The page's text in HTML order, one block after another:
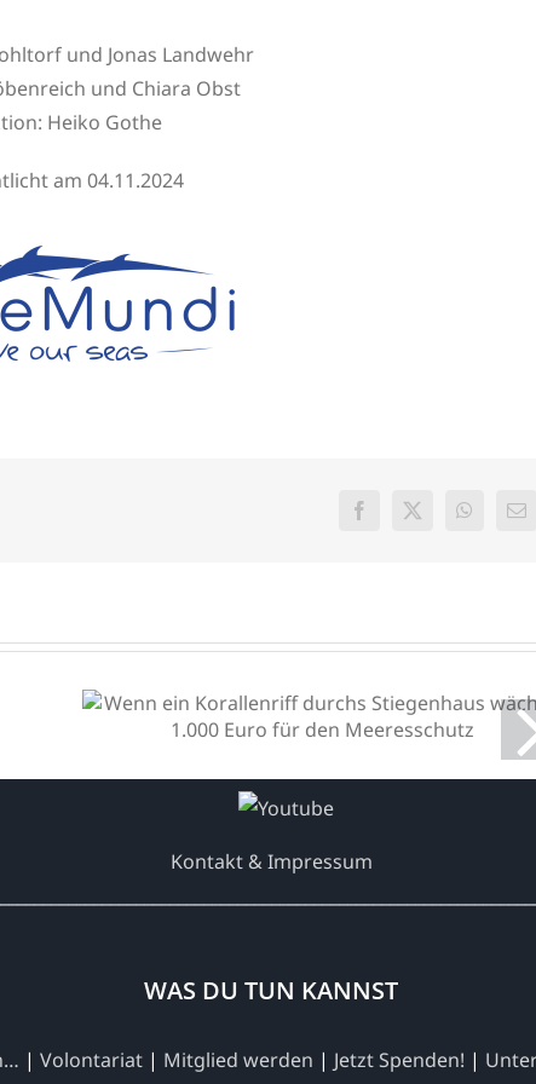
und Jonas Landwehr
und Chiara Obst
Heiko Gothe
am 04.11.2024
Facebook
X WhatsApp
E-
Wenn ein Korallenriff
durchs Stiegenhaus wächst:
1.000 Euro für den
Meeresschutz
Kontakt & Impressum
WAS DU TUN KANNST
| Volontariat | Mitglied werden | Jetzt Spenden! |